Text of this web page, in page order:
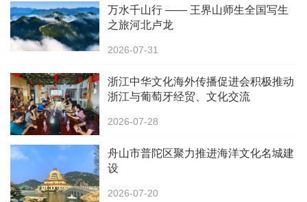
万水千山行 —— 王界山师生全国写生
之旅河北卢龙
2026-07-31
浙江中华文化海外传播促进会积极推动
浙江与葡萄牙经贸、文化交流
2026-07-28
舟山市普陀区聚力推进海洋文化名城建
设
2026-07-20